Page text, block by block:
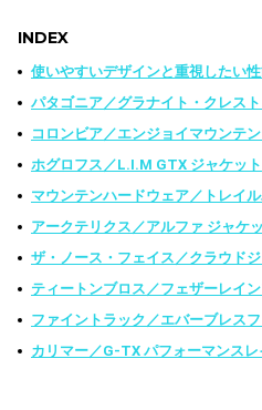
INDEX
使いやすいデザインと重視したい
パタゴニア／グラナイト・クレス
コロンビア／エンジョイマウンテ
ホグロフス／L.I.M GTX ジャケット
マウンテンハードウェア／トレイ
アークテリクス／アルファ ジャケ
ザ・ノース・フェイス／クラウド
ティートンブロス／フェザーレイ
ファイントラック／エバーブレス
カリマー／G-TX パフォーマンス